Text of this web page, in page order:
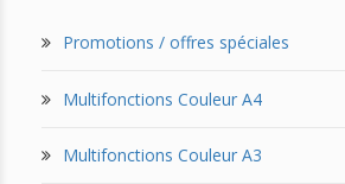
Promotions / offres spéciales
Multifonctions Couleur A4
Multifonctions Couleur A3